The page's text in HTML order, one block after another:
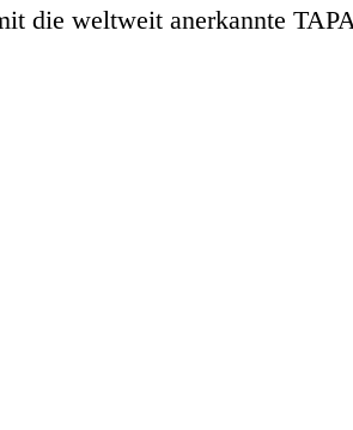
die weltweit anerkannte